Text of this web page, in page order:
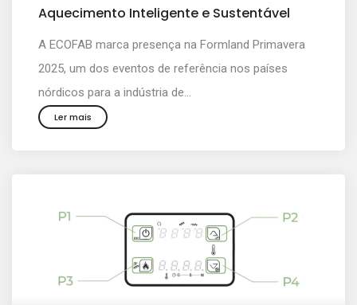
Aquecimento Inteligente e Sustentável
A ECOFAB marca presença na Formland Primavera
2025, um dos eventos de referência nos países
nórdicos para a indústria de...
Ler mais